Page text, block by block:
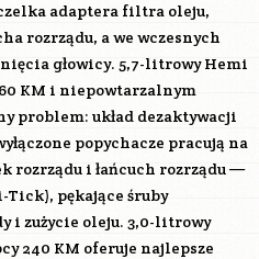
adaptera filtra oleju,
rozrządu, a we wczesnych
głowicy. 5,7-litrowy Hemi
KM i niepowtarzalnym
problem: układ dezaktywacji
popychacze pracują na
rozrządu i łańcuch rozrządu —
pękające śruby
i zużycie oleju. 3,0-litrowy
240 KM oferuje najlepsze